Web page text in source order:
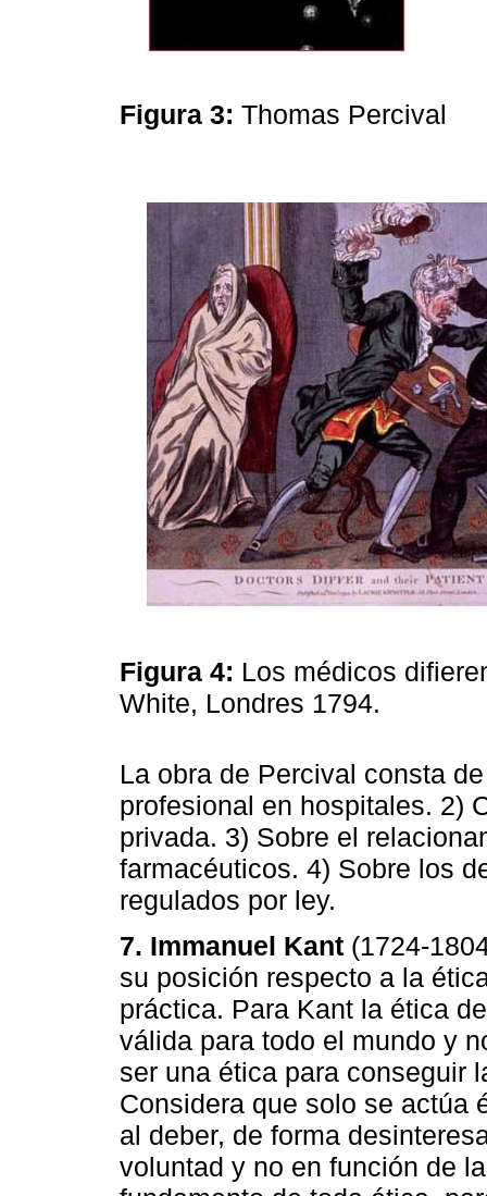
Figura 3: Thomas Percival
Figura 4: Los médicos
White, Londres 1794.
La obra de Percival consta
profesional en hospitales. 2)
privada. 3) Sobre el
farmacéuticos. 4) Sobre los
regulados por ley.
7. Immanuel Kant (1724-
su posición respecto a la
práctica. Para Kant la ética
válida para todo el mundo y
ser una ética para conseguir
Considera que solo se actúa
al deber, de forma
voluntad y no en función de